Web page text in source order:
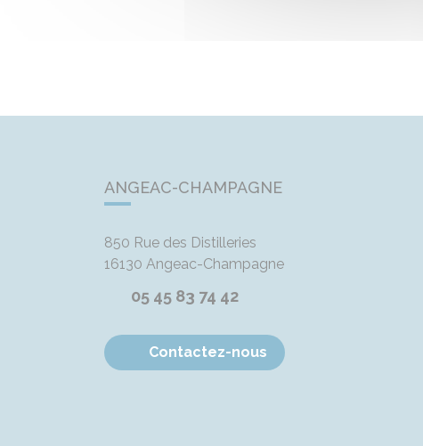
ANGEAC-CHAMPAGNE
850 Rue des Distilleries
16130 Angeac-Champagne
05 45 83 74 42
Contactez-nous